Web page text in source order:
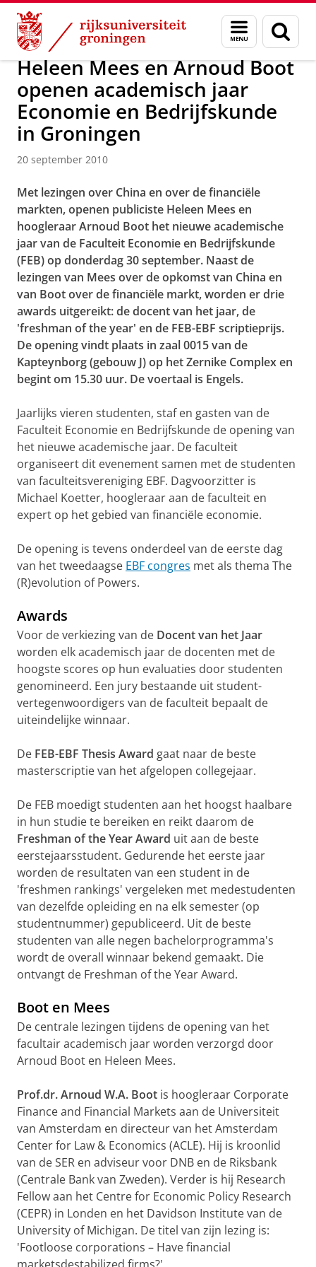
Skip
Content
Skip
Navigation
Menu
en
zoeken
Over ons Actueel Nieuws Nieuwsberichten
Heleen Mees en Arnoud Boot
openen academisch jaar
Economie en Bedrijfskunde
in Groningen
20 september 2010
Met lezingen over China en over de financiële
markten, openen publiciste Heleen Mees en
hoogleraar Arnoud Boot het nieuwe academische
jaar van de Faculteit Economie en Bedrijfskunde
(FEB) op donderdag 30 september. Naast de
lezingen van Mees over de opkomst van China en
van Boot over de financiële markt, worden er drie
awards uitgereikt: de docent van het jaar, de
'freshman of the year' en de FEB-EBF scriptieprijs.
De opening vindt plaats in zaal 0015 van de
Kapteynborg (gebouw J) op het Zernike Complex en
begint om 15.30 uur. De voertaal is Engels.
Jaarlijks vieren studenten, staf en gasten van de
Faculteit Economie en Bedrijfskunde de opening van
het nieuwe academische jaar. De faculteit
organiseert dit evenement samen met de studenten
van faculteitsvereniging EBF. Dagvoorzitter is
Michael Koetter, hoogleraar aan de faculteit en
expert op het gebied van financiële economie.
De opening is tevens onderdeel van de eerste dag
van het tweedaagse EBF congres met als thema The
(R)evolution of Powers.
Awards
Voor de verkiezing van de Docent van het Jaar
worden elk academisch jaar de docenten met de
hoogste scores op hun evaluaties door studenten
genomineerd. Een jury bestaande uit student-
vertegenwoordigers van de faculteit bepaalt de
uiteindelijke winnaar.
De FEB-EBF Thesis Award gaat naar de beste
masterscriptie van het afgelopen collegejaar.
De FEB moedigt studenten aan het hoogst haalbare
in hun studie te bereiken en reikt daarom de
Freshman of the Year Award uit aan de beste
eerstejaarsstudent. Gedurende het eerste jaar
worden de resultaten van een student in de
'freshmen rankings' vergeleken met medestudenten
van dezelfde opleiding en na elk semester (op
studentnummer) gepubliceerd. Uit de beste
studenten van alle negen bachelorprogramma's
wordt de overall winnaar bekend gemaakt. Die
ontvangt de Freshman of the Year Award.
Boot en Mees
De centrale lezingen tijdens de opening van het
facultair academisch jaar worden verzorgd door
Arnoud Boot en Heleen Mees.
Prof.dr. Arnoud W.A. Boot is hoogleraar Corporate
Finance and Financial Markets aan de Universiteit
van Amsterdam en directeur van het Amsterdam
Center for Law & Economics (ACLE). Hij is kroonlid
van de SER en adviseur voor DNB en de Riksbank
(Centrale Bank van Zweden). Verder is hij Research
Fellow aan het Centre for Economic Policy Research
(CEPR) in Londen en het Davidson Institute van de
University of Michigan. De titel van zijn lezing is:
'Footloose corporations – Have financial